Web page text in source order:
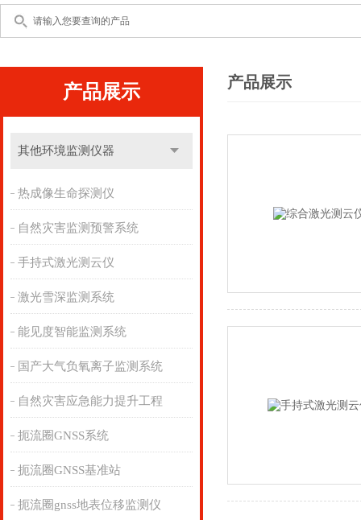
产品展示
其他环境监测仪器
热成像生命探测仪
自然灾害监测预警系统
手持式激光测云仪
激光雪深监测系统
能见度智能监测系统
国产大气负氧离子监测系统
自然灾害应急能力提升工程
扼流圈GNSS系统
扼流圈GNSS基准站
扼流圈gnss地表位移监测仪
产品展示